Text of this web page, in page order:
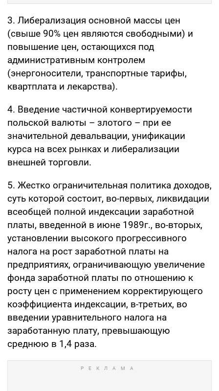
3. Либерализация основной массы цен
(свыше 90% цен являются свободными) и
повышение цен, остающихся под
административным контролем
(энергоносители, транспортные тарифы,
квартплата и лекарства).
4. Введение частичной конвертируемости
польской валюты – злотого – при ее
значительной девальвации, унификации
курса на всех рынках и либерализации
внешней торговли.
5. Жестко ограничительная политика доходов,
суть которой состоит, во-первых, ликвидации
всеобщей полной индексации заработной
платы, введенной в июне 1989г., во-вторых,
установлении высокого прогрессивного
налога на рост заработной платы на
предприятиях, ограничивающую увеличение
фонда заработной платы по отношению к
росту цен с применением корректирующего
коэффициента индексации, в-третьих, во
введении уравнительного налога на
заработанную плату, превышающую
среднюю в 1,4 раза.